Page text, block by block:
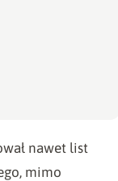
nawet list
mimo